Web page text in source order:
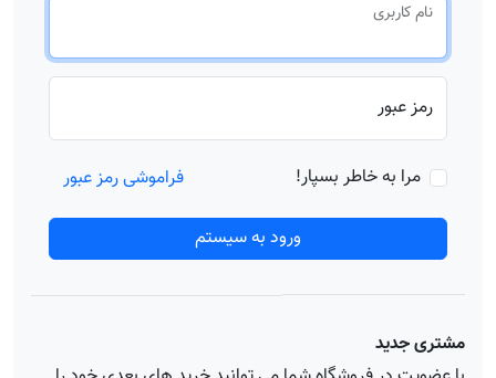
نام کاربری
رمز عبور
مرا به خاطر بسپار! فراموشی رمز عبور
ورود به سیستم
مشتری جدید